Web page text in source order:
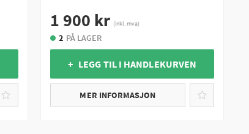
1 900 kr (inkl. mva)
2 PÅ LAGER
+ LEGG TIL I HANDLEKURVEN
MER INFORMASJON